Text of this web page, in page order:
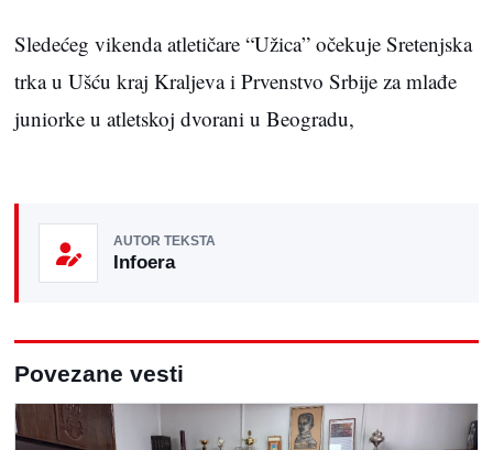
Sledećeg vikenda atletičare “Užica” očekuje Sretenjska
trka u Ušću kraj Kraljeva i Prvenstvo Srbije za mlađe
juniorke u atletskoj dvorani u Beogradu,
AUTOR TEKSTA
Infoera
Povezane vesti